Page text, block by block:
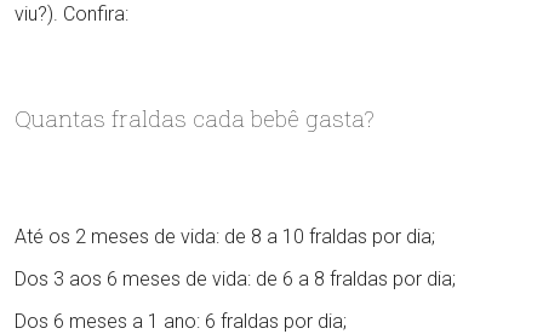
viu?). Confira:
Quantas fraldas cada bebê gasta?
Até os 2 meses de vida: de 8 a 10 fraldas por dia;
Dos 3 aos 6 meses de vida: de 6 a 8 fraldas por dia;
Dos 6 meses a 1 ano: 6 fraldas por dia;